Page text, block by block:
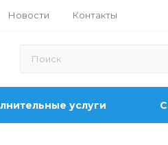
Новости Контакты
услуги